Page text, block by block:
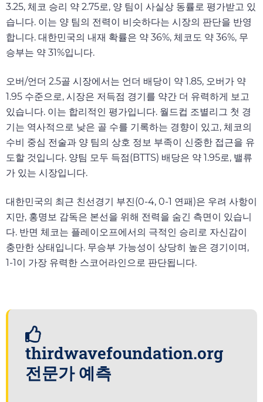
3.25, 체코 승리 약 2.75로, 양 팀이 사실상 동률로 평가받고 있
습니다. 이는 양 팀의 전력이 비슷하다는 시장의 판단을 반영
합니다. 대한민국의 내재 확률은 약 36%, 체코도 약 36%, 무
승부는 약 31%입니다.
오버/언더 2.5골 시장에서는 언더 배당이 약 1.85, 오버가 약
1.95 수준으로, 시장은 저득점 경기를 약간 더 유력하게 보고
있습니다. 이는 합리적인 평가입니다. 월드컵 조별리그 첫 경
기는 역사적으로 낮은 골 수를 기록하는 경향이 있고, 체코의
수비 중심 전술과 양 팀의 상호 정보 부족이 신중한 접근을 유
도할 것입니다. 양팀 모두 득점(BTTS) 배당은 약 1.95로, 밸류
가 있는 시장입니다.
대한민국의 최근 친선경기 부진(0-4, 0-1 연패)은 우려 사항이
지만, 홍명보 감독은 본선을 위해 전력을 숨긴 측면이 있습니
다. 반면 체코는 플레이오프에서의 극적인 승리로 자신감이
충만한 상태입니다. 무승부 가능성이 상당히 높은 경기이며,
1-1이 가장 유력한 스코어라인으로 판단됩니다.
thirdwavefoundation.org
전문가 예측